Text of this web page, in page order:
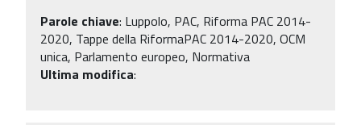
Parole chiave: Luppolo, PAC, Riforma PAC 2014-
2020, Tappe della RiformaPAC 2014-2020, OCM
unica, Parlamento europeo, Normativa
Ultima modifica: